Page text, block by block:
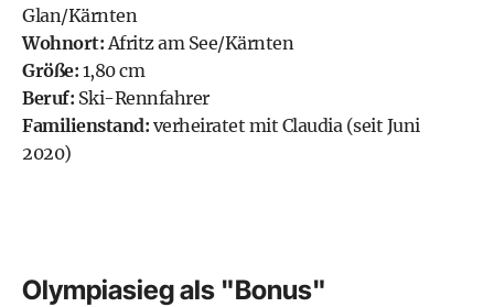
Glan/Kärnten
Wohnort:Afritz am See/Kärnten
Größe: 1,80 cm
Beruf: Ski-Rennfahrer
Familienstand: verheiratet mit Claudia (seit Juni
2020)
Olympiasieg als "Bonus"